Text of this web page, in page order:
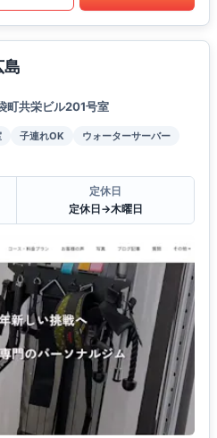
島
町共栄ビル201号室
子連れOK
ウォーターサーバー
定休日
定休日→木曜日